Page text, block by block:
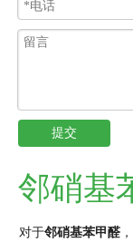
提交
邻硝基
对于邻硝基苯甲醛